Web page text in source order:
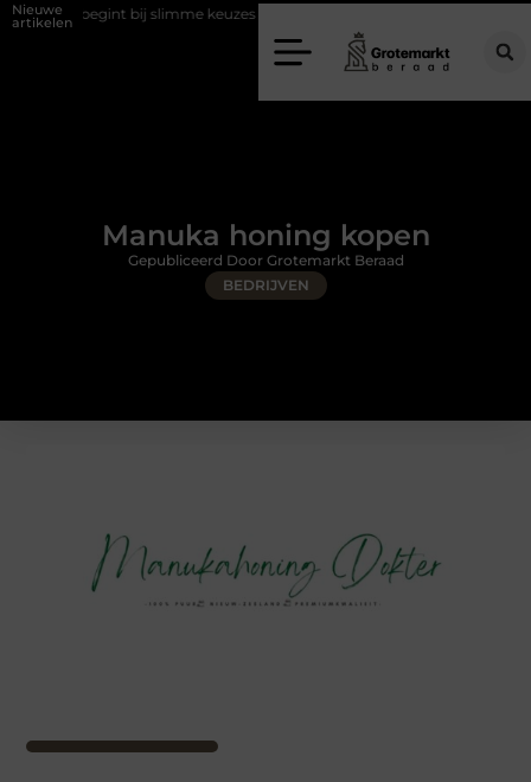
Nieuwe
artikelen
bij slimme keuzes Waarom kiezen voor een rijschool in
Manuka honing kopen
BEDRIJVEN
Gepubliceerd Door Grotemarkt Beraad